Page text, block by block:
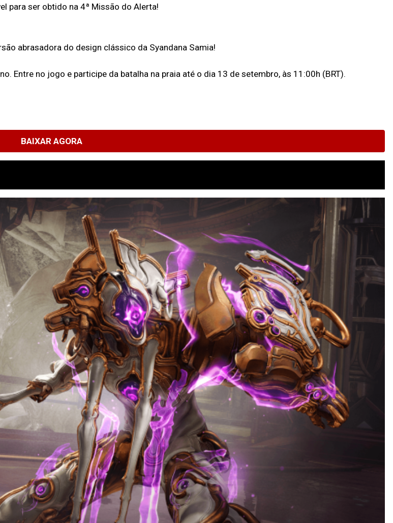
para ser obtido na 4ª Missão do Alerta!
abrasadora do design clássico da Syandana Samia!
Entre no jogo e participe da batalha na praia até o dia 13 de setembro, às 11:00h (BRT).
BAIXAR AGORA